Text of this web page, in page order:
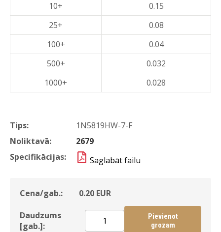
Tips:
1N5819HW-7-F
Noliktavā:
2679
Specifikācijas:
Saglabāt failu
Cena/gab.: 0.20 EUR
Daudzums
[gab.]:
Pievienot
grozam
10+
0.15
25+
0.08
100+
0.04
500+
0.032
1000+
0.028